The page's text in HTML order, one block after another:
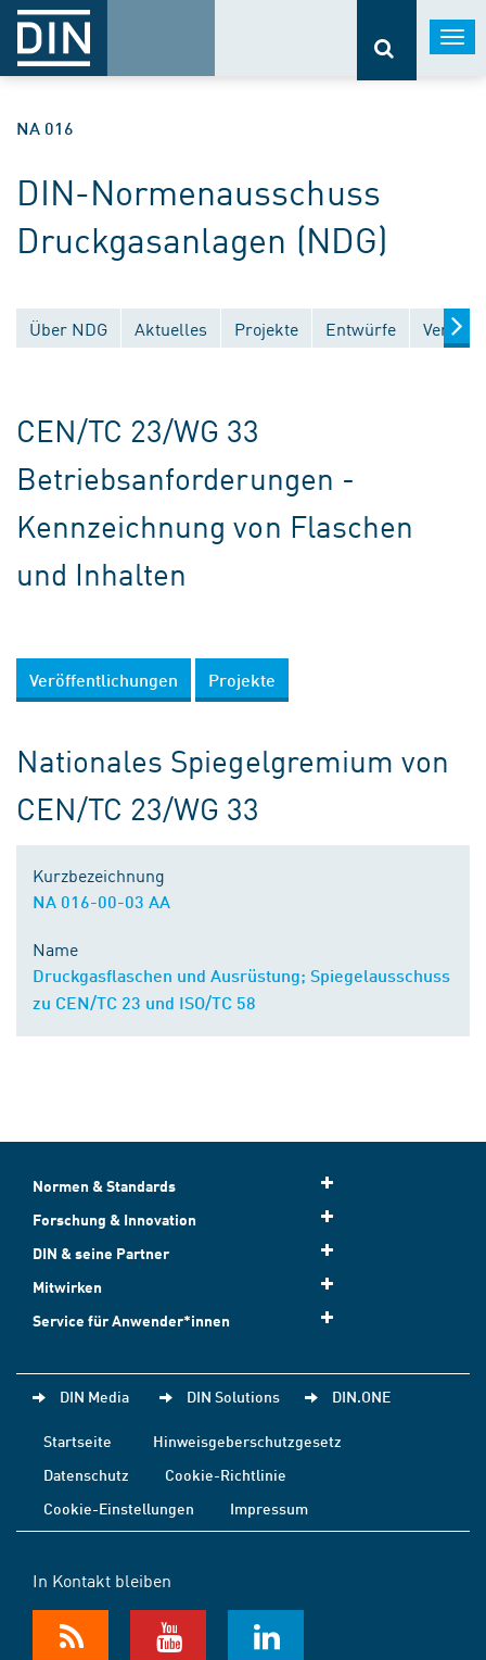
NA 016
DIN-Normenausschuss
Druckgasanlagen (NDG)
Über NDG Aktuelles Projekte Entwürfe
CEN/TC 23/WG 33
Betriebsanforderungen -
Kennzeichnung von Flaschen
und Inhalten
Veröffentlichungen Projekte
Nationales Spiegelgremium von
CEN/TC 23/WG 33
Kurzbezeichnung
NA 016-00-03 AA
Name
Druckgasflaschen und Ausrüstung; Spiegelausschuss
zu CEN/TC 23 und ISO/TC 58
Normen & Standards
Forschung & Innovation
DIN & seine Partner
Mitwirken
Service für Anwender*innen
DIN Media DIN Solutions DIN.ONE
Startseite
Hinweisgeberschutzgesetz
Datenschutz
Cookie-Richtlinie
Cookie-Einstellungen
Impressum
In Kontakt bleiben